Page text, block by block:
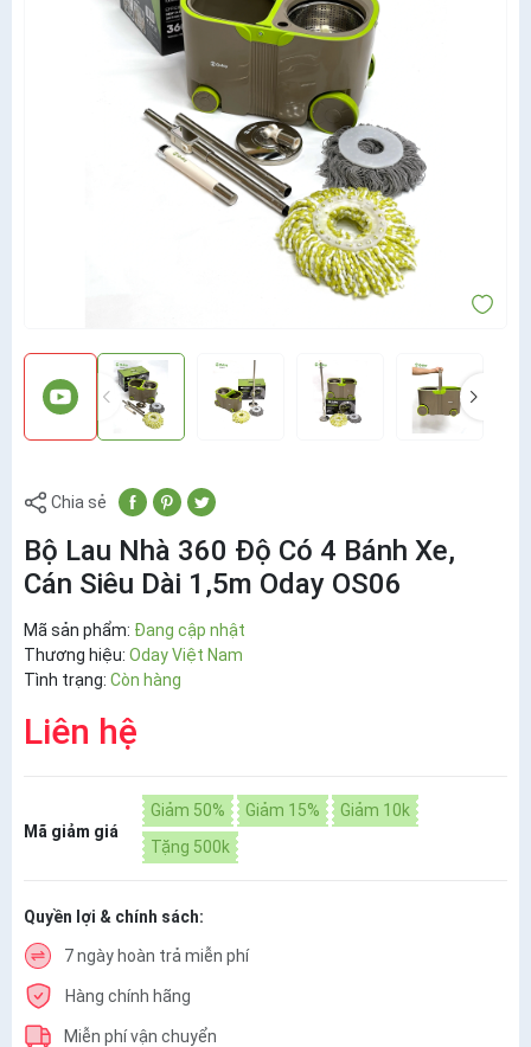
Chia sẻ
Bộ Lau Nhà 360 Độ Có 4 Bánh Xe,
Cán Siêu Dài 1,5m Oday OS06
Mã sản phẩm: Đang cập nhật
Thương hiệu: Oday Việt Nam
Tình trạng: Còn hàng
Liên hệ
Mã giảm giá
Giảm 50% Giảm 15%
Giảm 10k
Tặng 500k
Quyền lợi & chính sách:
7 ngày hoàn trả miễn phí
Hàng chính hãng
Miễn phí vận chuyển